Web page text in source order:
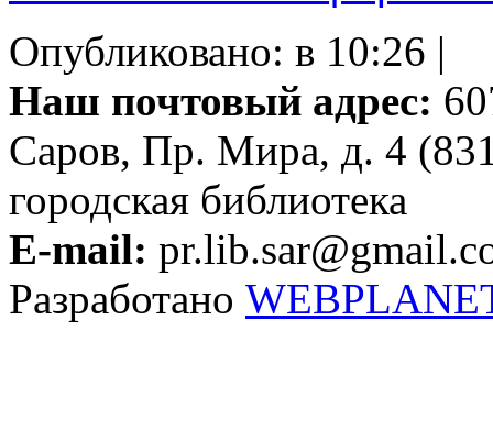
Опубликовано: в 10:26 |
Наш почтовый адрес:
Саров, Пр. Мира, д. 4
городская библиотека
E-mail:
Разработано